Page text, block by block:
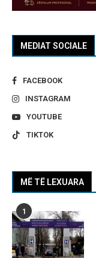
MEDIAT SOCIALE
FACEBOOK
INSTAGRAM
YOUTUBE
TIKTOK
MË TË LEXUARA
1